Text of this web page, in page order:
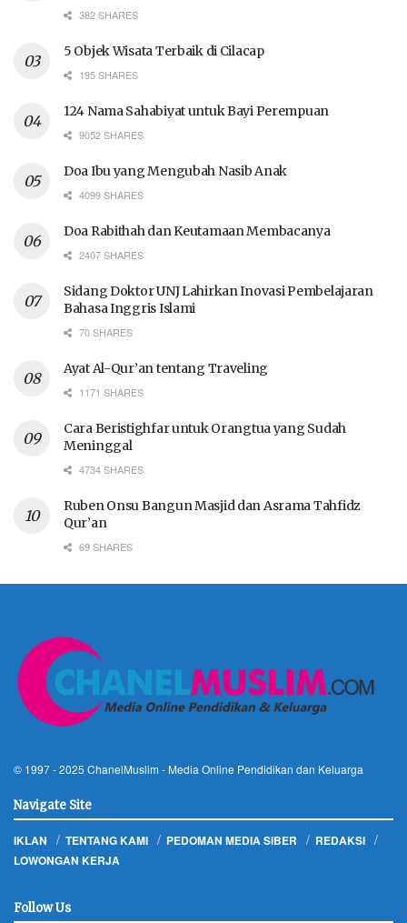
382 SHARES
5 Objek Wisata Terbaik di Cilacap
195 SHARES
124 Nama Sahabiyat untuk Bayi Perempuan
9052 SHARES
Doa Ibu yang Mengubah Nasib Anak
4099 SHARES
Doa Rabithah dan Keutamaan Membacanya
2407 SHARES
Sidang Doktor UNJ Lahirkan Inovasi Pembelajaran
Bahasa Inggris Islami
70 SHARES
Ayat Al-Qur’an tentang Traveling
1171 SHARES
Cara Beristighfar untuk Orangtua yang Sudah
Meninggal
4734 SHARES
Ruben Onsu Bangun Masjid dan Asrama Tahfidz
Qur’an
69 SHARES
© 1997 - 2025 ChanelMuslim - Media Online Pendidikan dan Keluarga
Navigate Site
IKLAN TENTANG KAMI PEDOMAN MEDIA SIBER
REDAKSI
LOWONGAN KERJA
Follow Us